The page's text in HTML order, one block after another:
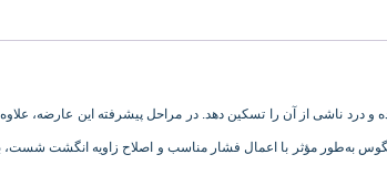
و درد ناشی از آن را تسکین دهد. در مراحل پیشرفته این
به‌طور مؤثر با اعمال فشار مناسب و اصلاح زاویه انگشت شست،